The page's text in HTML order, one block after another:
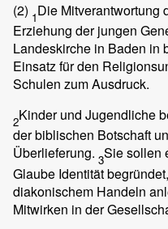
(2) 1Die Mitverantwortung
Erziehung der jungen
Landeskirche in Baden in
Einsatz für den
Schulen zum Ausdruck.
2Kinder und Jugendliche
der biblischen Botschaft
Überlieferung. 3Sie sollen
Glaube Identität
diakonischem Handeln
Mitwirken in der